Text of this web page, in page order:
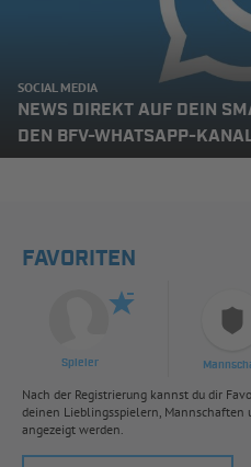
SOCIAL MEDIA
NEWS DIREKT AUF DEIN
DEN BFV-WHATSAPP-
FAVORITEN
Spieler
Nach der Registrierung kannst du dir
deinen Lieblingsspielern, Mannschaften
angezeigt werden.